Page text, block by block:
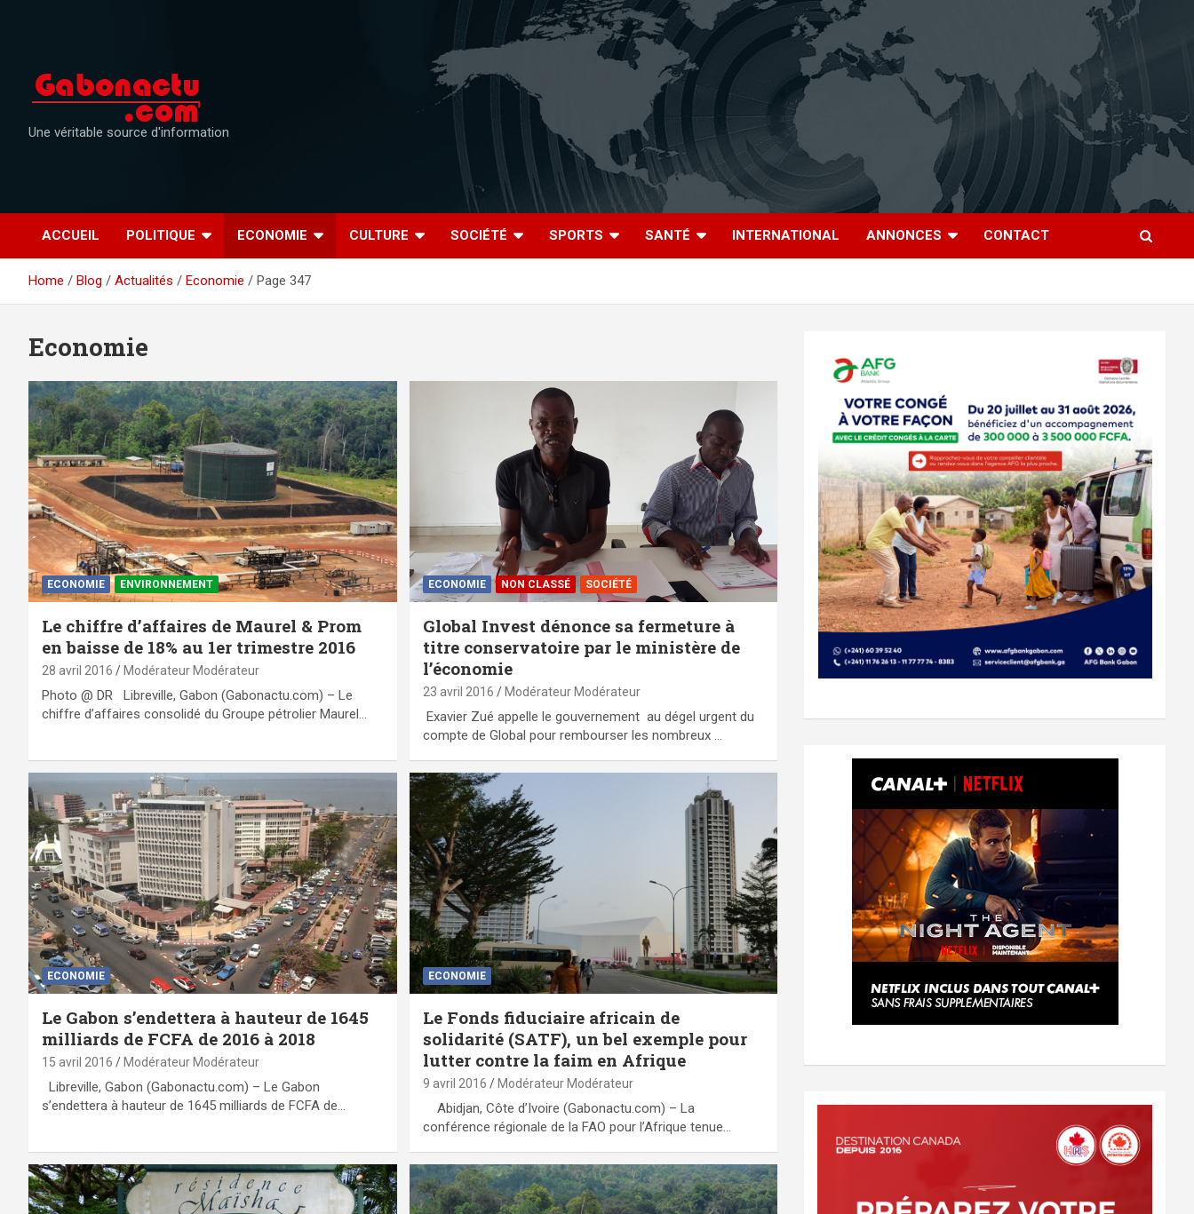
Une véritable source d'information
ACCUEIL POLITIQUE ECONOMIE CULTURE SOCIÉTÉ SPORTS SANTÉ INTERNATIONAL ANNONCES CONTACT
Home Blog Actualités Economie Page 347
Economie
ECONOMIE ENVIRONNEMENT
Le chiffre d’affaires de Maurel & Prom
en baisse de 18% au 1er trimestre 2016
28 avril 2016 Modérateur Modérateur
Photo @ DR Libreville, Gabon (Gabonactu.com) – Le
chiffre d’affaires consolidé du Groupe pétrolier Maurel…
ECONOMIE NON CLASSÉ SOCIÉTÉ
Global Invest dénonce sa fermeture à
titre conservatoire par le ministère de
l’économie
23 avril 2016 Modérateur Modérateur
Exavier Zué appelle le gouvernement au dégel urgent du
compte de Global pour rembourser les nombreux …
ECONOMIE
Le Gabon s’endettera à hauteur de 1645
milliards de FCFA de 2016 à 2018
15 avril 2016 Modérateur Modérateur
Libreville, Gabon (Gabonactu.com) – Le Gabon
s’endettera à hauteur de 1645 milliards de FCFA de…
ECONOMIE
Le Fonds fiduciaire africain de
solidarité (SATF), un bel exemple pour
lutter contre la faim en Afrique
9 avril 2016 Modérateur Modérateur
Abidjan, Côte d’Ivoire (Gabonactu.com) – La
conférence régionale de la FAO pour l’Afrique tenue…